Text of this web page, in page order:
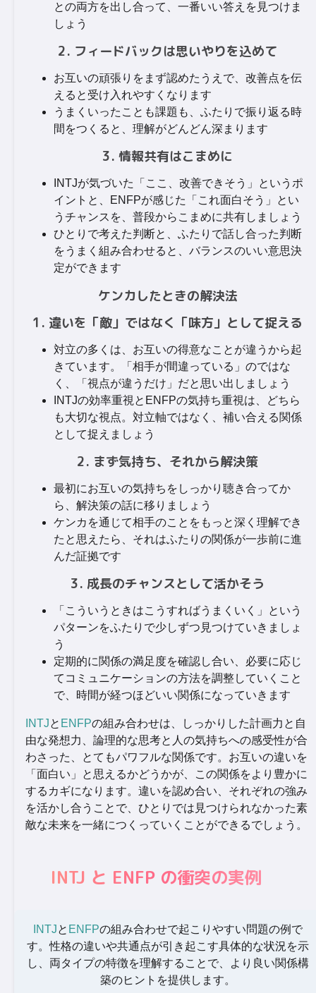
との両方を出し合って、一番いい答えを見つけま
しょう
2. フィードバックは思いやりを込めて
お互いの頑張りをまず認めたうえで、改善点を伝
えると受け入れやすくなります
うまくいったことも課題も、ふたりで振り返る時
間をつくると、理解がどんどん深まります
3. 情報共有はこまめに
INTJが気づいた「ここ、改善できそう」というポ
イントと、ENFPが感じた「これ面白そう」とい
うチャンスを、普段からこまめに共有しましょう
ひとりで考えた判断と、ふたりで話し合った判断
をうまく組み合わせると、バランスのいい意思決
定ができます
ケンカしたときの解決法
1. 違いを「敵」ではなく「味方」として捉える
対立の多くは、お互いの得意なことが違うから起
きています。「相手が間違っている」のではな
く、「視点が違うだけ」だと思い出しましょう
INTJの効率重視とENFPの気持ち重視は、どちら
も大切な視点。対立軸ではなく、補い合える関係
として捉えましょう
2. まず気持ち、それから解決策
最初にお互いの気持ちをしっかり聴き合ってか
ら、解決策の話に移りましょう
ケンカを通じて相手のことをもっと深く理解でき
たと思えたら、それはふたりの関係が一歩前に進
んだ証拠です
3. 成長のチャンスとして活かそう
「こういうときはこうすればうまくいく」という
パターンをふたりで少しずつ見つけていきましょ
う
定期的に関係の満足度を確認し合い、必要に応じ
てコミュニケーションの方法を調整していくこと
で、時間が経つほどいい関係になっていきます
INTJと ENFPの組み合わせは、しっかりした計画力と自
由な発想力、論理的な思考と人の気持ちへの感受性が合
わさった、とてもパワフルな関係です。お互いの違いを
「面白い」と思えるかどうかが、この関係をより豊かに
するカギになります。違いを認め合い、それぞれの強み
を活かし合うことで、ひとりでは見つけられなかった素
敵な未来を一緒につくっていくことができるでしょう。
INTJ と ENFP の衝突の実例
INTJと ENFPの組み合わせで起こりやすい問題の例で
す。性格の違いや共通点が引き起こす具体的な状況を示
し、両タイプの特徴を理解することで、より良い関係構
築のヒントを提供します。